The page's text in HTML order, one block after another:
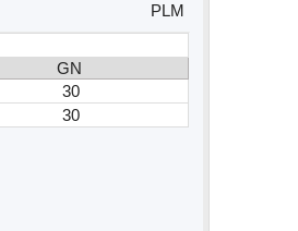
PLM
GN
30
30